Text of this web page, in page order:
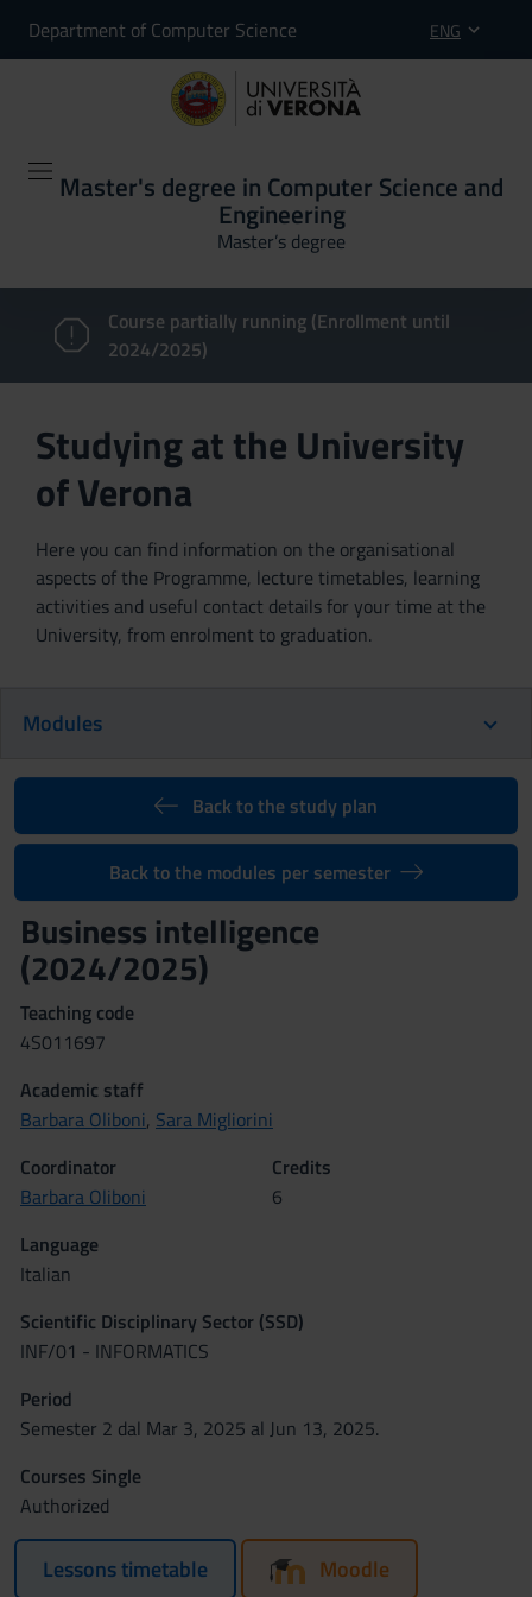
Department of Computer Science ENG
Master's degree in Computer Science and
Engineering
Master’s degree
Course partially running (Enrollment until
2024/2025)
Studying at the University
of Verona
Here you can find information on the organisational
aspects of the Programme, lecture timetables, learning
activities and useful contact details for your time at the
University, from enrolment to graduation.
Modules
Back to the study plan
Back to the modules per semester
Business intelligence
(2024/2025)
Teaching code
4S011697
Academic staff
Barbara Oliboni, Sara Migliorini
Coordinator
Barbara Oliboni
Credits
6
Language
Italian
Scientific Disciplinary Sector (SSD)
INF/01 - INFORMATICS
Period
Semester 2 dal Mar 3, 2025 al Jun 13, 2025.
Courses Single
Authorized
Lessons timetable Moodle